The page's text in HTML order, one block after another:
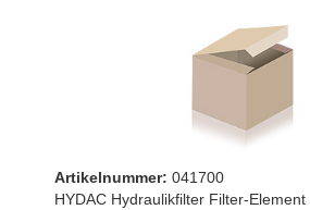
Artikelnummer: 041700
HYDAC Hydraulikfilter Filter-Element